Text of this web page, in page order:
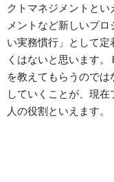
クトマネジメントと
メントなど新しいプ
い実務慣行」として
くはないと思います
を教えてもらうので
していくことが、現
人の役割といえます。